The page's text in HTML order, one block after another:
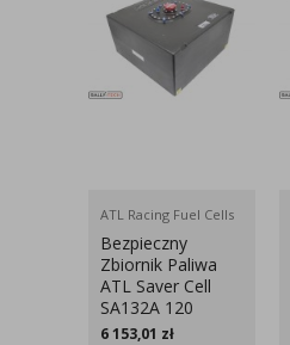
ATL Racing Fuel Cells
Bezpieczny
Zbiornik Paliwa
ATL Saver Cell
SA132A 120
Litrów
6 153,01 zł